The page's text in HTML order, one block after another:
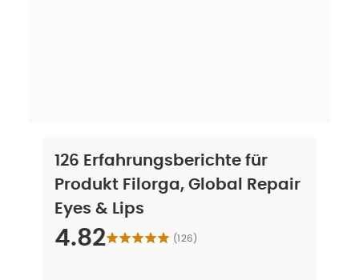
126 Erfahrungsberichte für
Produkt Filorga, Global Repair
Eyes & Lips
4.82 (126)